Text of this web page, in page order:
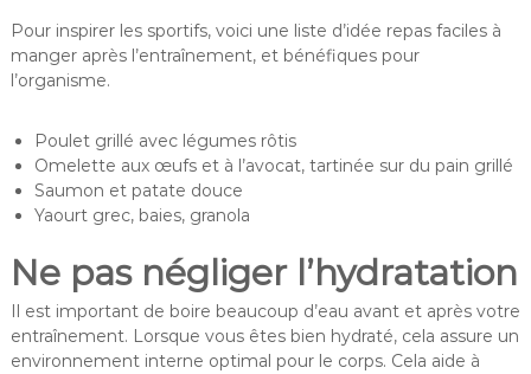
Pour inspirer les sportifs, voici une liste d’idée repas faciles à
manger après l’entraînement, et bénéfiques pour
l’organisme.
Poulet grillé avec légumes rôtis
Omelette aux œufs et à l’avocat, tartinée sur du pain grillé
Saumon et patate douce
Yaourt grec, baies, granola
Ne pas négliger l’hydratation
Il est important de boire beaucoup d’eau avant et après votre
entraînement. Lorsque vous êtes bien hydraté, cela assure un
environnement interne optimal pour le corps. Cela aide à